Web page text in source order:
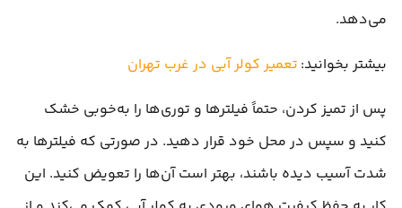
می‌دهد.
بیشتر بخوانید: تعمیر کولر آبی در غرب تهران
پس از تمیز کردن، حتماً فیلترها و توری‌ها را به‌خوبی خشک
کنید و سپس در محل خود قرار دهید. در صورتی که فیلترها به
شدت آسیب دیده باشند، بهتر است آن‌ها را تعویض کنید. این